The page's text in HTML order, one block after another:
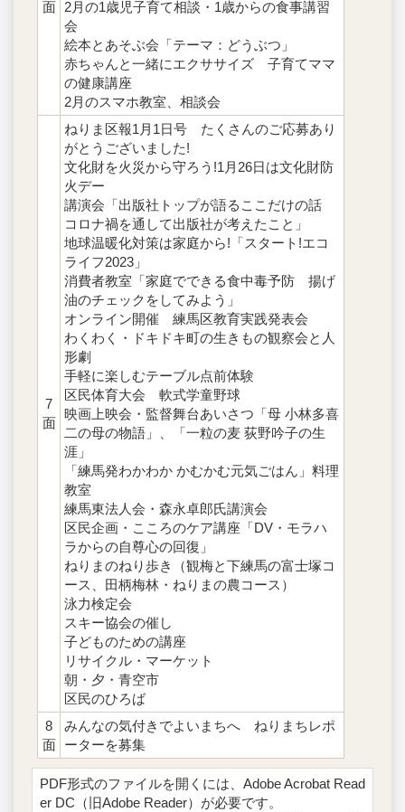
面
2月の1歳児子育て相談・1歳からの食事講習
会
絵本とあそぶ会「テーマ：どうぶつ」
赤ちゃんと一緒にエクササイズ 子育てママ
の健康講座
2月のスマホ教室、相談会
7
面
ねりま区報1月1日号 たくさんのご応募あり
がとうございました!
文化財を火災から守ろう!1月26日は文化財防
火デー
講演会「出版社トップが語るここだけの話
コロナ禍を通して出版社が考えたこと」
地球温暖化対策は家庭から!「スタート!エコ
ライフ2023」
消費者教室「家庭でできる食中毒予防 揚げ
油のチェックをしてみよう」
オンライン開催 練馬区教育実践発表会
わくわく・ドキドキ町の生きもの観察会と人
形劇
手軽に楽しむテーブル点前体験
区民体育大会 軟式学童野球
映画上映会・監督舞台あいさつ「母 小林多喜
二の母の物語」、「一粒の麦 荻野吟子の生
涯」
「練馬発わかわか かむかむ元気ごはん」料理
教室
練馬東法人会・森永卓郎氏講演会
区民企画・こころのケア講座「DV・モラハ
ラからの自尊心の回復」
ねりまのねり歩き（観梅と下練馬の富士塚コ
ース、田柄梅林・ねりまの農コース）
泳力検定会
スキー協会の催し
子どものための講座
リサイクル・マーケット
朝・夕・青空市
区民のひろば
8
面
みんなの気付きでよいまちへ ねりまちレポ
ーターを募集
PDF形式のファイルを開くには、Adobe Acrobat Read
er DC（旧Adobe Reader）が必要です。